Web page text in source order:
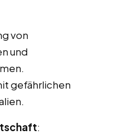
von
und
gefährlichen
: